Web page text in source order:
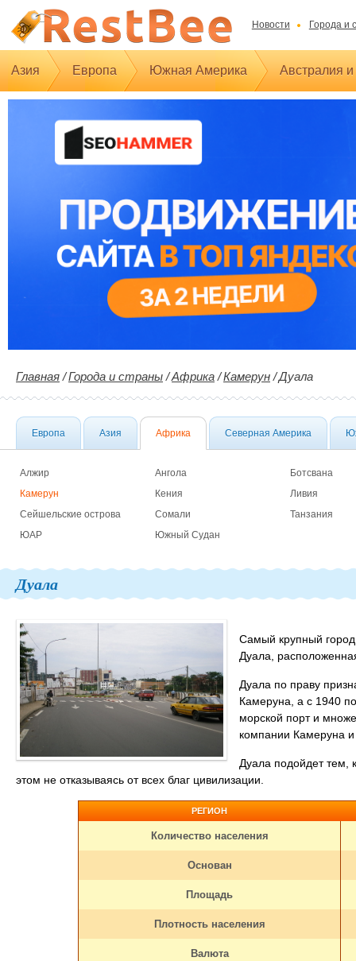
Новости Города и
Азия Европа Южная Америка Австралия
Главная /Города и страны /Африка /Камерун /Дуала
Европа Азия Африка Северная Америка
Алжир Ангола
Ботсвана
Камерун
Кения
Ливия
Сейшельские острова
Сомали
Танзания
ЮАР
Южный Судан
Дуала
Самый крупный
Дуала,
Дуала по праву
Камеруна, а с 1940
морской порт и
компании Камеруна
Дуала подойдет тем,
этом не отказываясь от всех благ цивилизации.
РЕГИОН
Количество населения
Основан
Площадь
Плотность населения
Валюта